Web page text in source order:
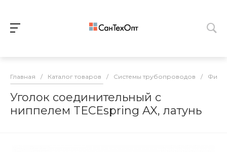
Главная / Каталог товаров / Системы трубопроводов /
Уголок соединительный с
ниппелем TECEspring AX, латунь